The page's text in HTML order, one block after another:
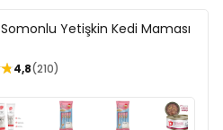
Somonlu Yetişkin Kedi Maması
4,8 210